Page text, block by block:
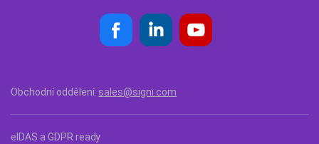
Obchodní oddělení: sales@signi.com
eIDAS a GDPR ready